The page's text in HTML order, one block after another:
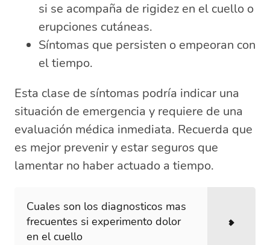
si se acompaña de rigidez en el cuello o
erupciones cutáneas.
Síntomas que persisten o empeoran con
el tiempo.
Esta clase de síntomas podría indicar una
situación de emergencia y requiere de una
evaluación médica inmediata. Recuerda que
es mejor prevenir y estar seguros que
lamentar no haber actuado a tiempo.
Cuales son los diagnosticos mas
frecuentes si experimento dolor
en el cuello